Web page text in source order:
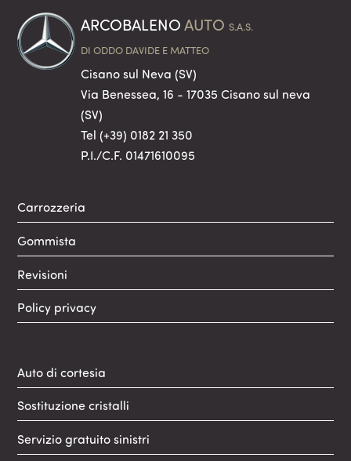
ARCOBALENOAUTOS.A.S.
DI ODDO DAVIDE E MATTEO
Cisano sul Neva (SV)
Via Benessea, 16 - 17035 Cisano sul neva
(SV)
Tel(+39) 0182 21 350
P.I./C.F. 01471610095
Carrozzeria
Gommista
Revisioni
Policy privacy
Auto di cortesia
Sostituzione cristalli
Servizio gratuito sinistri